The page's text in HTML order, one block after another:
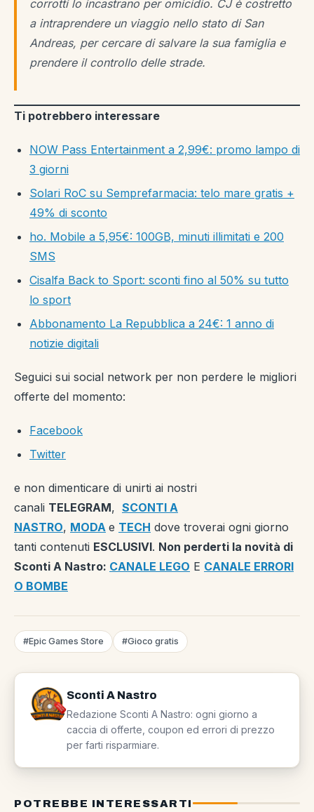
corrotti lo incastrano per omicidio. CJ è costretto
a intraprendere un viaggio nello stato di San
Andreas, per cercare di salvare la sua famiglia e
prendere il controllo delle strade.
Ti potrebbero interessare
NOW Pass Entertainment a 2,99€: promo lampo di
3 giorni
Solari RoC su Semprefarmacia: telo mare gratis +
49% di sconto
ho. Mobile a 5,95€: 100GB, minuti illimitati e 200
SMS
Cisalfa Back to Sport: sconti fino al 50% su tutto
lo sport
Abbonamento La Repubblica a 24€: 1 anno di
notizie digitali
Seguici sui social network per non perdere le migliori
offerte del momento:
Facebook
Twitter
e non dimenticare di unirti ai nostri
canali TELEGRAM, SCONTI A
NASTRO, MODA e TECH dove troverai ogni giorno
tanti contenuti ESCLUSIVI. Non perderti la novità di
Sconti A Nastro: CANALE LEGO E CANALE ERRORI
O BOMBE
#Epic Games Store #Gioco gratis
Sconti A Nastro
Redazione Sconti A Nastro: ogni giorno a
caccia di offerte, coupon ed errori di prezzo
per farti risparmiare.
POTREBBE INTERESSARTI